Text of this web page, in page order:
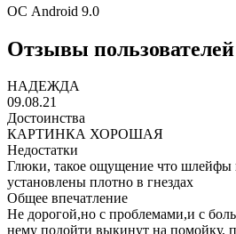
ОС Android 9.0
Отзывы пользователей
НАДЕЖДА
09.08.21
Достоинства
КАРТИНКА ХОРОШАЯ
Недостатки
Глюки, такое ощущение что шлейфы
установлены плотно в гнездах
Общее впечатление
Не дорогой,но с проблемами,и с
нему подойти выкинут на помойку,